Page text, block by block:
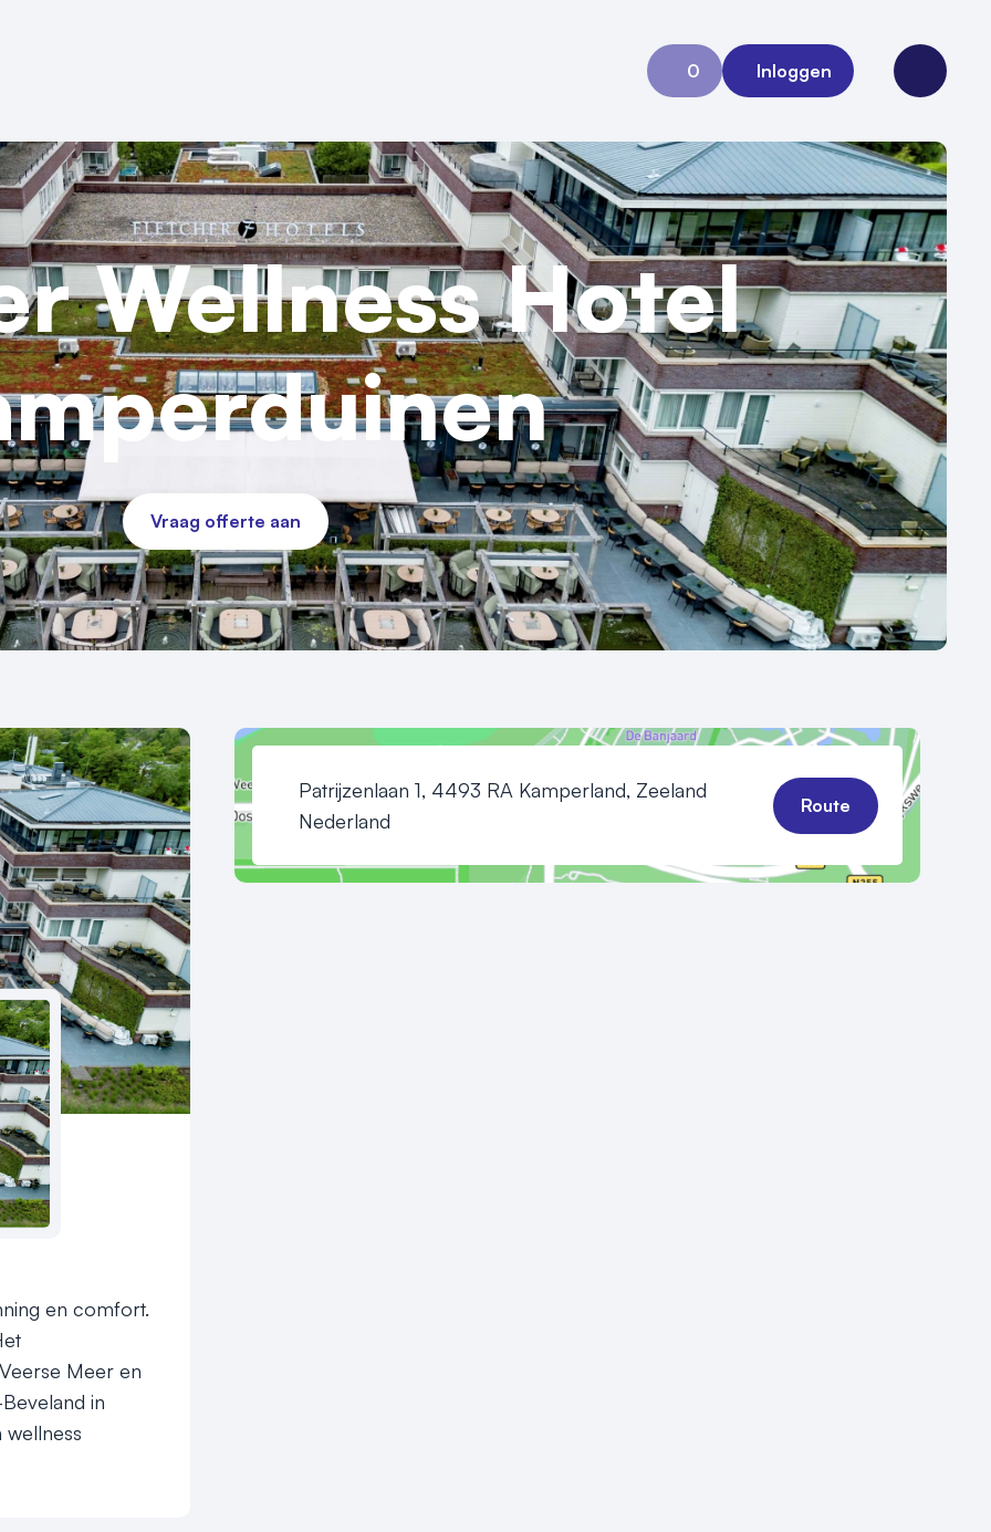
0
Aanvraag 0
Inloggen
Open
Wellness Hotel
Vraag offerte aan
en comfort.
Meer en
in
wellness
groot aantal
Patrijzenlaan 1, 4493 RA Kamperland, Zeeland
Nederland
Route